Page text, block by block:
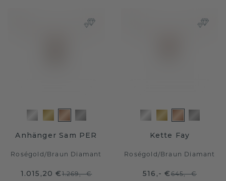
Anhänger Sam PER
Roségold/Braun Diamant
1.015,20 €1.269,- €
Kette Fay
Roségold/Braun Diamant
516,- €645,- €